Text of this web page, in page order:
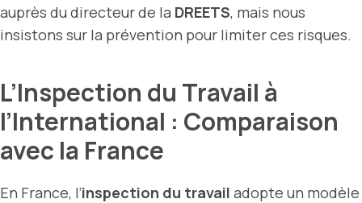
auprès du directeur de la DREETS, mais nous
insistons sur la prévention pour limiter ces risques.
L’Inspection du Travail à
l’International : Comparaison
avec la France
En France, l’inspection du travail adopte un modèle